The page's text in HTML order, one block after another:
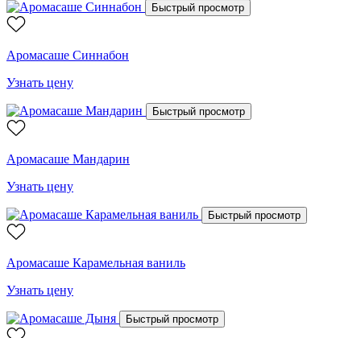
Быстрый просмотр
Аромасаше Синнабон
Узнать цену
Быстрый просмотр
Аромасаше Мандарин
Узнать цену
Быстрый просмотр
Аромасаше Карамельная ваниль
Узнать цену
Быстрый просмотр